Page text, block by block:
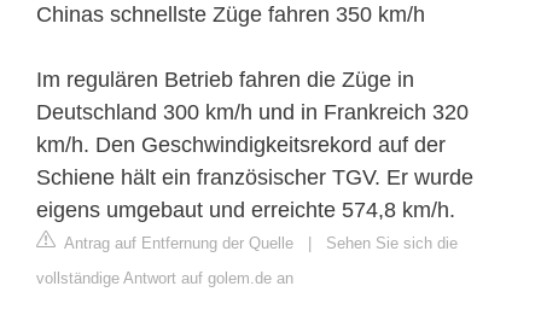
Chinas schnellste Züge fahren 350 km/h
Im regulären Betrieb fahren die Züge in
Deutschland 300 km/h und in Frankreich 320
km/h. Den Geschwindigkeitsrekord auf der
Schiene hält ein französischer TGV. Er wurde
eigens umgebaut und erreichte 574,8 km/h.
Antrag auf Entfernung der Quelle | Sehen Sie sich die
vollständige Antwort auf golem.de an